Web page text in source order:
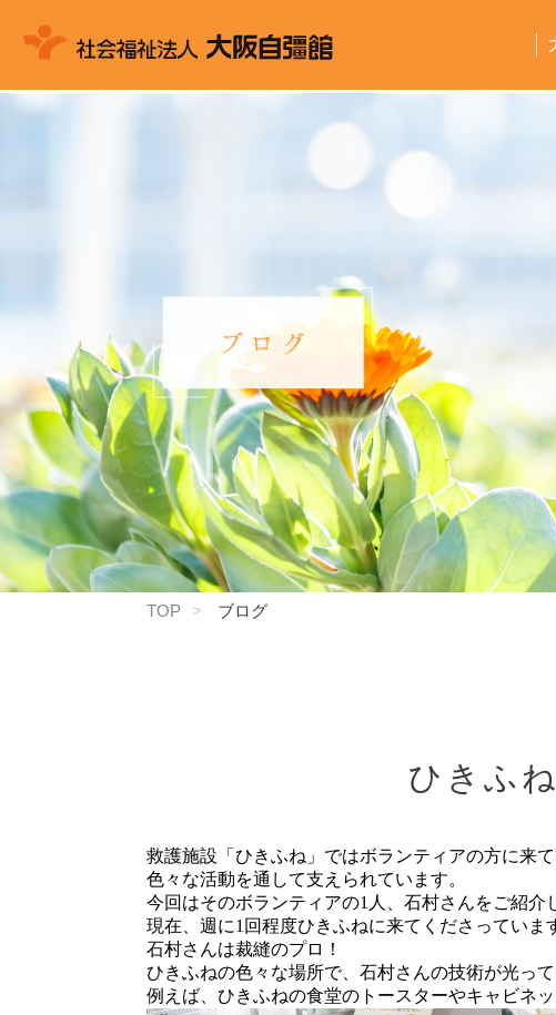
TOP ブログ
ひきふ
救護施設「ひきふね」ではボランティアの方に来て
色々な活動を通して支えられています。
今回はそのボランティアの1人、石村さんをご紹介
現在、週に1回程度ひきふねに来てくださっていま
石村さんは裁縫のプロ！
ひきふねの色々な場所で、石村さんの技術が光って
例えば、ひきふねの食堂のトースターやキャビネ